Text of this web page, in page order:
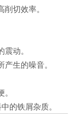
切效率。
动。
生的噪音。
的铁屑杂质。